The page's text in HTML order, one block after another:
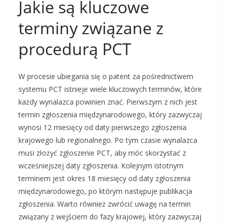
Jakie są kluczowe
terminy związane z
procedurą PCT
W procesie ubiegania się o patent za pośrednictwem
systemu PCT istnieje wiele kluczowych terminów, które
każdy wynalazca powinien znać. Pierwszym z nich jest
termin zgłoszenia międzynarodowego, który zazwyczaj
wynosi 12 miesięcy od daty pierwszego zgłoszenia
krajowego lub regionalnego. Po tym czasie wynalazca
musi złożyć zgłoszenie PCT, aby móc skorzystać z
wcześniejszej daty zgłoszenia. Kolejnym istotnym
terminem jest okres 18 miesięcy od daty zgłoszenia
międzynarodowego, po którym następuje publikacja
zgłoszenia. Warto również zwrócić uwagę na termin
związany z wejściem do fazy krajowej, który zazwyczaj